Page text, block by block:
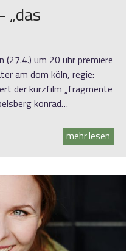
um 20 uhr premiere
am dom köln, regie:
der kurzfilm „fragmente
konrad…
mehr lesen